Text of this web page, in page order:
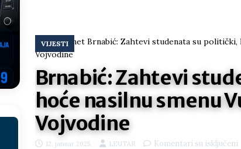
što te tukao LIČNI STAV
pred ministrima
Vukanović otkrio detalje – Stevandić krenuo na Đokića, Dodik
REPUBLIKA SRPSKA
sukobu, pogotovo nisu zbog Eleka
VIJESTI
Brnabić: Zahtevi
hoće nasilnu smenu
Vojvodine
12. januar 2025. LEUTAR Komentari su isključeni